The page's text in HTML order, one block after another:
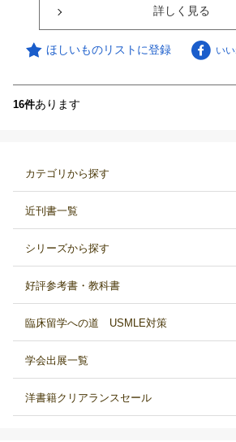
詳しく見る
ほしいものリストに登録 い
16件あります
カテゴリから探す
近刊書一覧
シリーズから探す
好評参考書・教科書
臨床留学への道 USMLE対策
学会出展一覧
洋書籍クリアランスセール